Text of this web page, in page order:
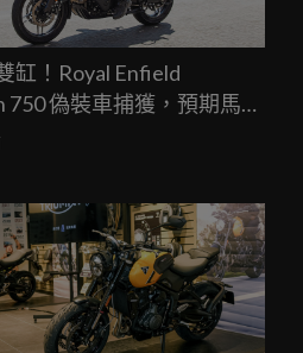
缸！Royal Enfield
750 偽裝車捕獲，預期馬力
最快米蘭車展亮相